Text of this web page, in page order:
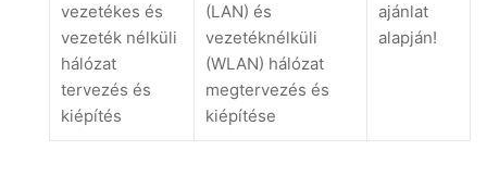
vezetékes és
vezeték nélküli
hálózat
tervezés és
kiépítés
(LAN) és
vezetéknélküli
(WLAN) hálózat
megtervezés és
kiépítése
ajánlat
alapján!